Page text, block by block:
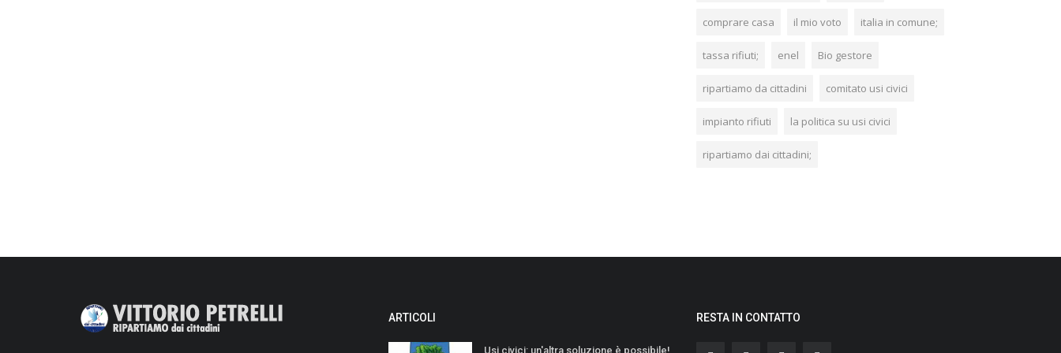
comprare casa il mio voto italia in comune;
tassa rifiuti; enel Bio gestore
ripartiamo da cittadini comitato usi civici
impianto rifiuti la politica su usi civici
ripartiamo dai cittadini;
ARTICOLI
Usi civici: un'altra soluzione è possibile!
RESTA IN CONTATTO